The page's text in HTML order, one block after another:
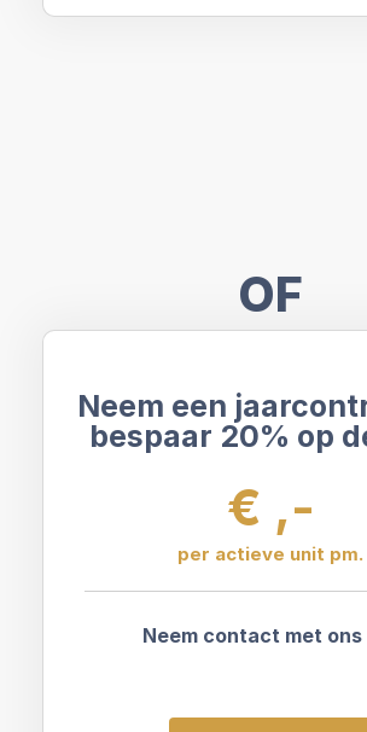
OF
Neem een
bespaar 20% op
€ ,-
per actieve unit pm.
Neem contact met ons